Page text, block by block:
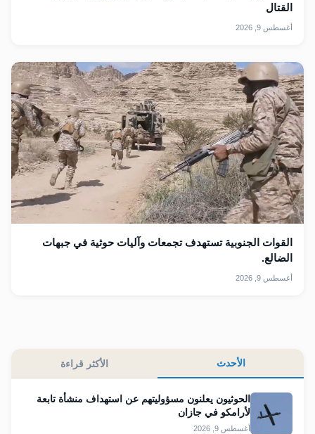
القتال
أغسطس 9, 2026
القوات الجنوبية تستهدف تجمعات وآليات حوثية في جبهات
الضالع.
أغسطس 9, 2026
الأحدث الأكثر قراءة
الحوثيون يعلنون مسؤوليتهم عن استهداف منشأة تابعة
لأرامكو في جازان
أغسطس 9, 2026